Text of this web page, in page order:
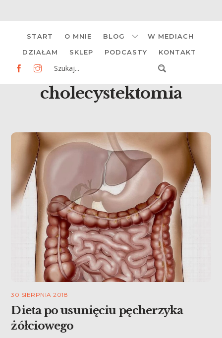
content
START O MNIE BLOG W MEDIACH
DZIAŁAM SKLEP PODCASTY KONTAKT
cholecystektomia
30 SIERPNIA 2018
Dieta po usunięciu pęcherzyka
żółciowego